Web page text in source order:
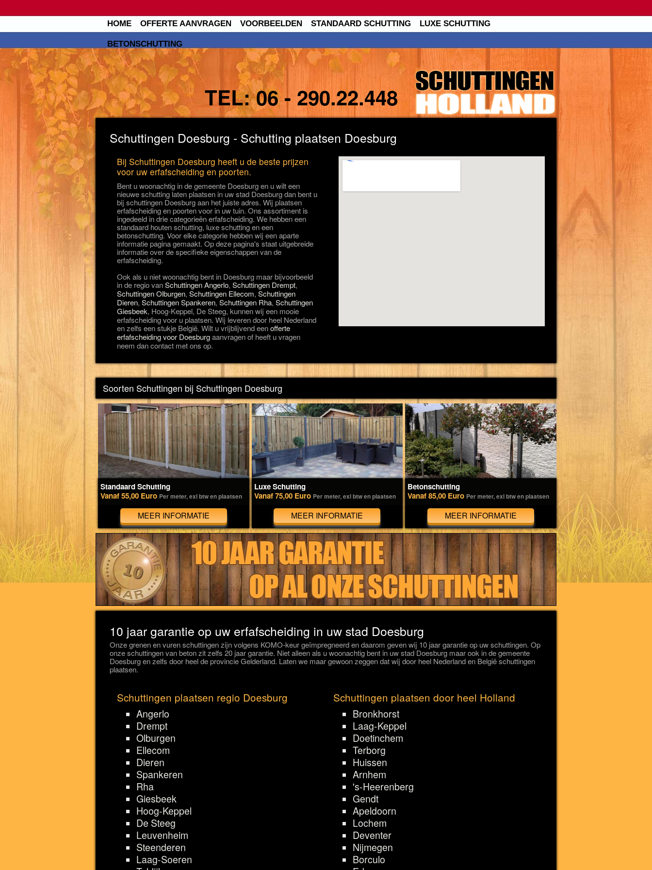
HOME OFFERTE AANVRAGEN VOORBEELDEN STANDAARD SCHUTTING LUXE SCHUTTING
BETONSCHUTTING
TEL:06 - 290.22.448
Schuttingen Doesburg - Schutting plaatsen Doesburg
Bij Schuttingen Doesburg heeft u de beste prijzen
voor uw erfafscheiding en poorten.
Bent u woonachtig in de gemeente Doesburg en u wilt een
nieuwe schutting laten plaatsen in uw stad Doesburg dan bent u
bij schuttingen Doesburg aan het juiste adres. Wij plaatsen
erfafscheiding en poorten voor in uw tuin. Ons assortiment is
ingedeeld in drie categorieën erfafscheiding. We hebben een
standaard houten schutting, luxe schutting en een
betonschutting. Voor elke categorie hebben wij een aparte
informatie pagina gemaakt. Op deze pagina's staat uitgebreide
informatie over de specifieke eigenschappen van de
erfafscheiding.
Ook als u niet woonachtig bent in Doesburg maar bijvoorbeeld
in de regio vanSchuttingen Angerlo, Schuttingen Drempt,
Schuttingen Olburgen, Schuttingen Ellecom, Schuttingen
Dieren, Schuttingen Spankeren, Schuttingen Rha, Schuttingen
Giesbeek, Hoog-Keppel, De Steeg, kunnen wij een mooie
erfafscheiding voor u plaatsen. Wij leveren door heel Nederland
en zelfs een stukje België. Wilt u vrijblijvend eenofferte
erfafscheiding voor Doesburgaanvragen of heeft u vragen
neem dan contact met ons op.
Soorten Schuttingen bij Schuttingen Doesburg
Standaard Schutting
Vanaf 55,00 Euro Per meter, exl btw en plaatsen
MEER INFORMATIE
Luxe Schutting
Vanaf 75,00 Euro Per meter, exl btw en plaatsen
MEER INFORMATIE
Betonschutting
Vanaf 85,00 Euro Per meter, exl btw en plaatsen
MEER INFORMATIE
10 jaar garantie op uw erfafscheiding in uw stad Doesburg
Onze grenen en vuren schuttingen zijn volgens KOMO-keur geïmpregneerd en daarom geven wij 10 jaar garantie op uw schuttingen. Op
onze schuttingen van beton zit zelfs 20 jaar garantie. Niet alleen als u woonachtig bent in uw stad Doesburg maar ook in de gemeente
Doesburg en zelfs door heel de provincie Gelderland. Laten we maar gewoon zeggen dat wij door heel Nederland en België schuttingen
plaatsen.
Schuttingen plaatsen regio Doesburg
Angerlo
Drempt
Olburgen
Ellecom
Dieren
Spankeren
Rha
Giesbeek
Hoog-Keppel
De Steeg
Leuvenheim
Steenderen
Laag-Soeren
Schuttingen plaatsen door heel Holland
Bronkhorst
Laag-Keppel
Doetinchem
Terborg
Huissen
Arnhem
's-Heerenberg
Gendt
Apeldoorn
Lochem
Deventer
Nijmegen
Borculo